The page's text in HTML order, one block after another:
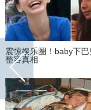
震惊娱乐圈！baby下巴
整容真相